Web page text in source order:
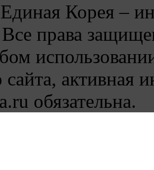
Корея –
Все права
сайта, активная
обязательна.